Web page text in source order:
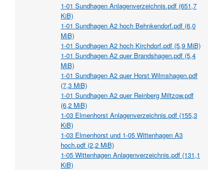
1-01 Sundhagen Anlagenverzeichnis.pdf (651,7
KiB)
1-01 Sundhagen A2 hoch Behnkendorf.pdf (6,0
MiB)
1-01 Sundhagen A2 hoch Kirchdorf.pdf (5,9 MiB)
1-01 Sundhagen A2 quer Brandshagen.pdf (5,4
MiB)
1-01 Sundhagen A2 quer Horst Wilmshagen.pdf
(7,3 MiB)
1-01 Sundhagen A2 quer Reinberg Miltzow.pdf
(6,2 MiB)
1-03 Elmenhorst Anlagenverzeichnis.pdf (155,3
KiB)
1-03 Elmenhorst und 1-05 Wittenhagen A3
hoch.pdf (2,2 MiB)
1-05 Wittenhagen Anlagenverzeichnis.pdf (131,1
KiB)